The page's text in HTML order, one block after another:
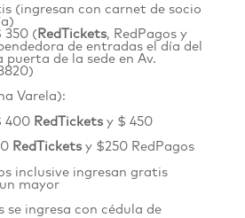
(ingresan con carnet de socio
350 (RedTickets, RedPagos y
de entradas el día del
puerta de la sede en Av.
)
Varela):
400 RedTickets y $ 450
RedTicketsy $250 RedPagos
inclusive ingresan gratis
mayor
se ingresa con cédula de